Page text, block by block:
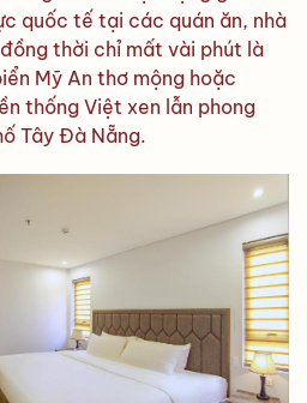
quốc tế tại các quán ăn, nhà
thời chỉ mất vài phút là
Mỹ An thơ mộng hoặc
thống Việt xen lẫn phong
Tây Đà Nẵng.